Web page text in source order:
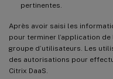
pertinentes.
Après avoir saisi les
pour terminer l’application
groupe d’utilisateurs. Les
des autorisations pour
Citrix DaaS.